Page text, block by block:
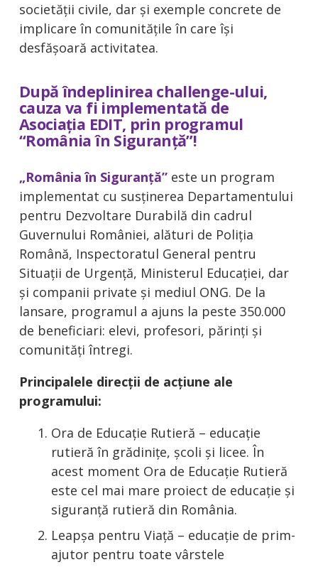
societății civile, dar și exemple concrete de
implicare în comunitățile în care își
desfășoară activitatea.
După îndeplinirea challenge-ului,
cauza va fi implementată de
Asociația EDIT, prin programul
“România în Siguranță”!
„România în Siguranță” este un program
implementat cu susținerea Departamentului
pentru Dezvoltare Durabilă din cadrul
Guvernului României, alături de Poliția
Română, Inspectoratul General pentru
Situații de Urgență, Ministerul Educației, dar
și companii private și mediul ONG. De la
lansare, programul a ajuns la peste 350.000
de beneficiari: elevi, profesori, părinți și
comunități întregi.
Principalele direcții de acțiune ale
programului:
Ora de Educație Rutieră – educație
rutieră în grădinițe, școli și licee. În
acest moment Ora de Educație Rutieră
este cel mai mare proiect de educație și
siguranță rutieră din România.
Leapșa pentru Viață – educație de prim-
ajutor pentru toate vârstele